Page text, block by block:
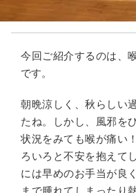
今回ご紹介するのは、
です。
朝晩涼しく、秋らしい
たね。しかし、風邪を
状況をみても喉が痛い
ろいろと不安を抱えて
には早めのお手当が良
まで腫れてしまったり